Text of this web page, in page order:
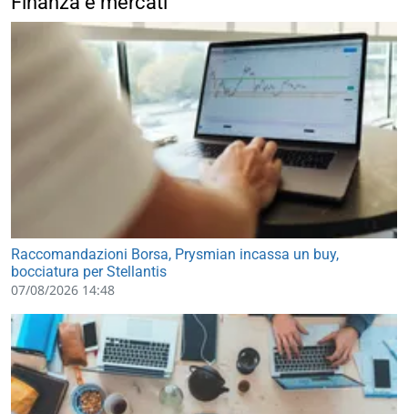
Raccomandazioni Borsa, Prysmian incassa un buy,
bocciatura per Stellantis
07/08/2026 14:48